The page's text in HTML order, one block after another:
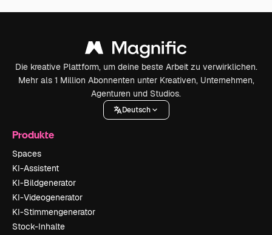
Die kreative Plattform, um deine beste Arbeit zu verwirklichen.
Mehr als 1 Million Abonnenten unter Kreativen, Unternehmen,
Agenturen und Studios.
Deutsch
Produkte
Spaces
KI-Assistent
KI-Bildgenerator
KI-Videogenerator
KI-Stimmengenerator
Stock-Inhalte